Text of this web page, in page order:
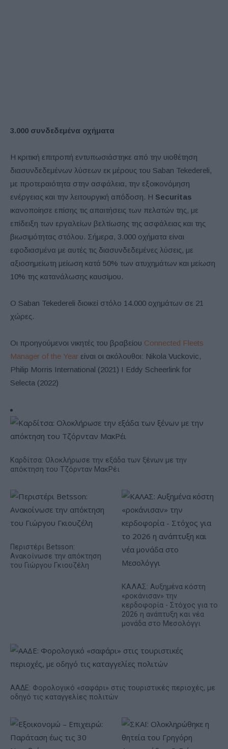
3.000 συνδεδεμένα οχήματα
Η κριτική επιτροπή εντυπωσιάστηκε από την υιοθέτηση
διασυνδεδεμένων λύσεων εκ μέρους του Saban Tekedereli,
με προτεραιότητα στην ασφάλεια, την εξοικονόμηση
ενέργειας και την λειτουργική απόδοση. Η Securitas
ικανοποίησε επίσης τις απαιτήσεις των πελατών της, με
επίδειξη των εργαλείων βελτίωσης της ασφάλειας και της
βιωσιμότητας στόλου. Σήμερα, 3.000 οχήματα είναι
εφοδιασμένα με αυτές τις διασυνδεδεμένες λύσεις, με
αξιοσημείωτη μείωση κατά 50% των ατυχημάτων και μείωση
10% της κατανάλωσης καυσίμου.
Ο Saban Tekedereli διοικεί στόλο 14.000 οχημάτων σε 21
χώρες.
Οι προηγούμενοι νικητές του βραβείου Connected Fleets
Manager of the Year είναι οι ακόλουθοι: Nikola Vuckovic,
Philip Morris International (2021) I Eddy Scheerlink for
Selecta (2022)
Καρδίτσα: Ολοκλήρωσε την εξάδα των ξένων με την
απόκτηση του Τζόρνταν ΜακΡέι
Περιστέρι Betsson:
Ανακοίνωσε την απόκτηση
του Γιώργου Γκιουζέλη
ΚΑΛΑΣ: Αυξημένα κόστη
«ροκάνισαν» την
κερδοφορία - Στόχος για το
2026 η ανάπτυξη και νέα
μονάδα στο Μεσολόγγι
ΑΑΔΕ: Φορολογικό «σαφάρι» στις τουριστικές περιοχές, με
οδηγό τις καταγγελίες πολιτών